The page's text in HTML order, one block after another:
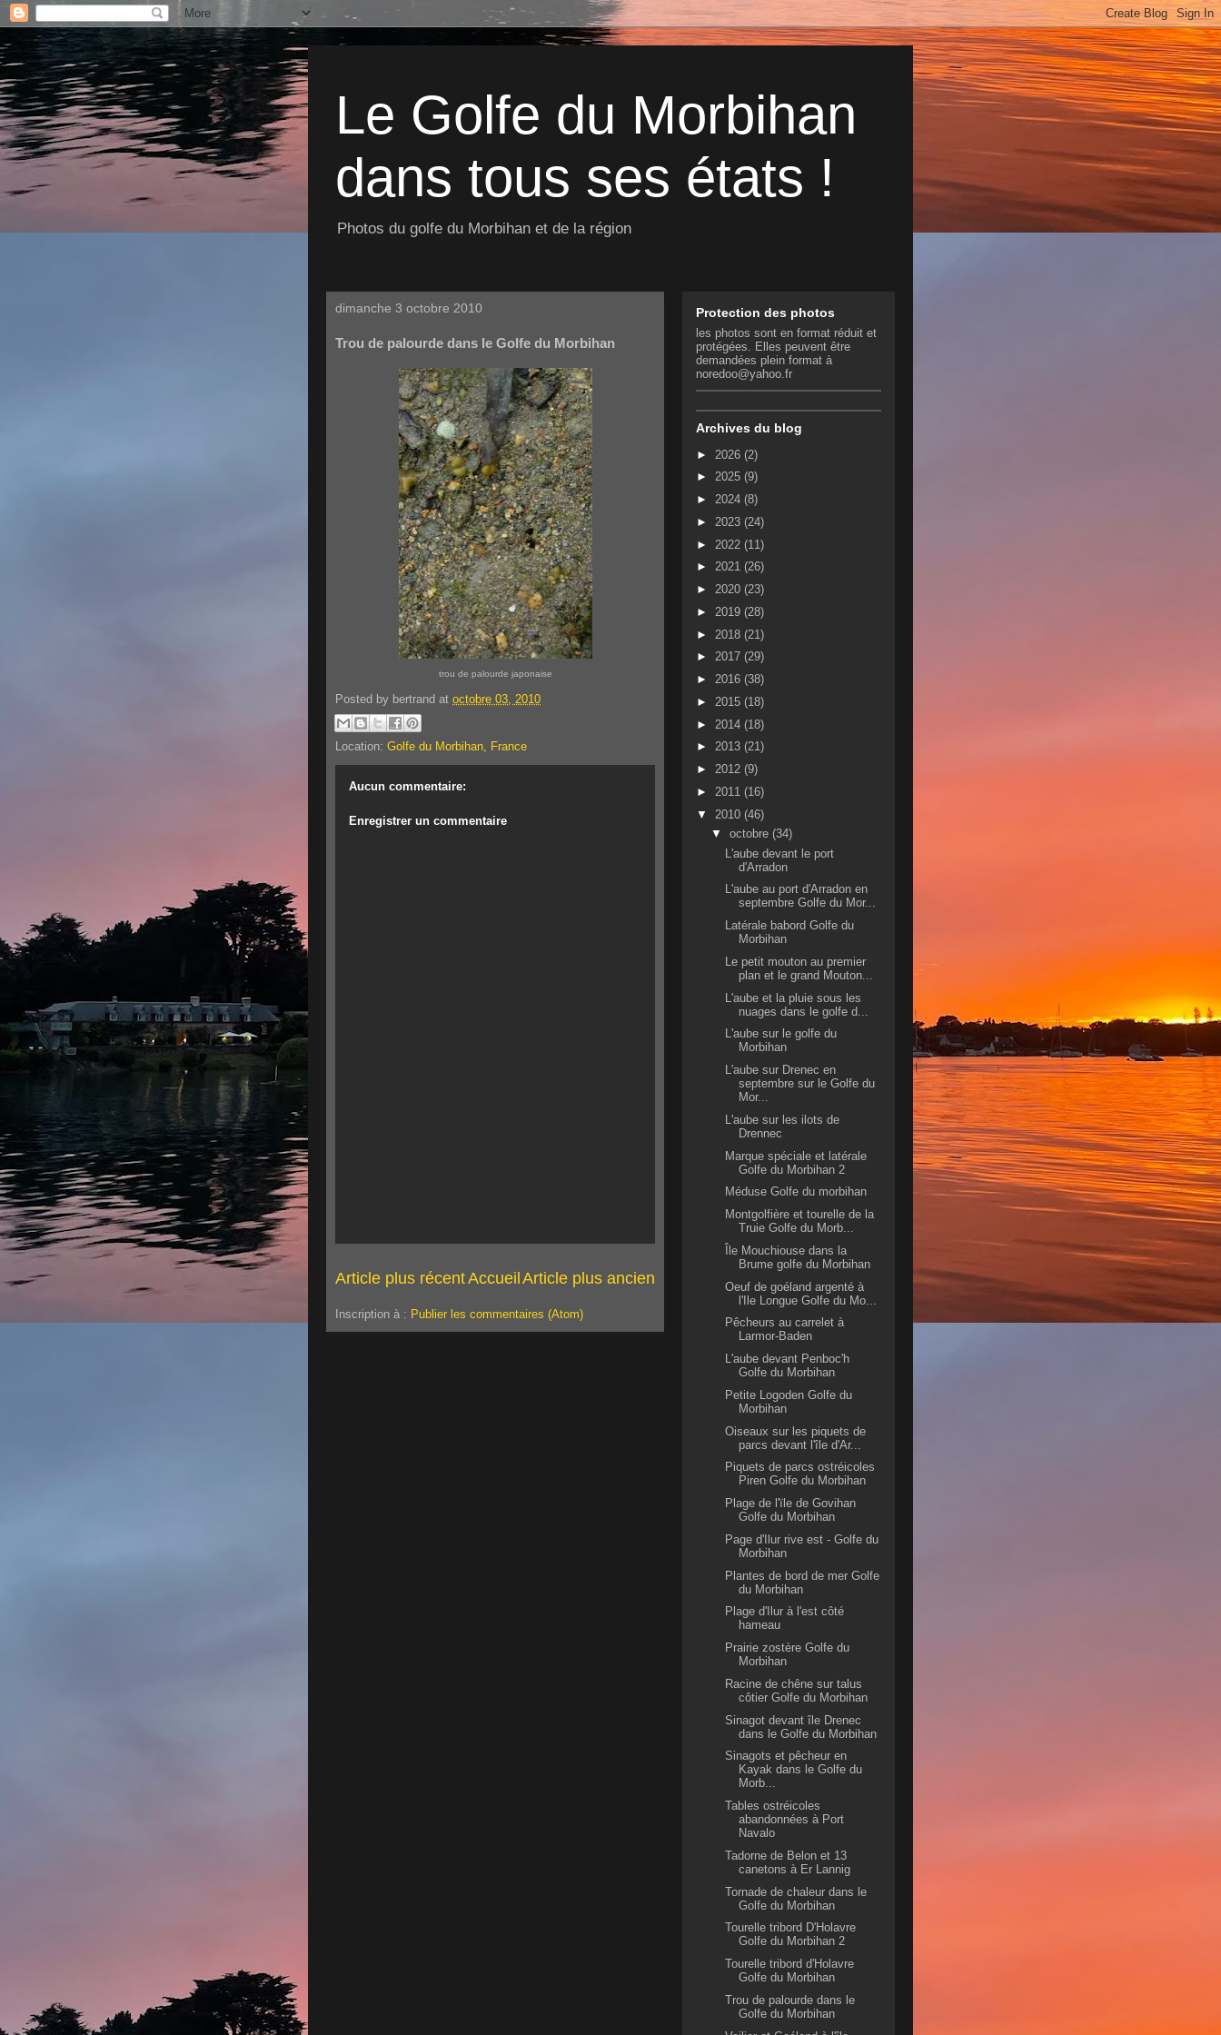
Le Golfe du Morbihan
dans tous ses états !
Photos du golfe du Morbihan et de la région
dimanche 3 octobre 2010
Trou de palourde dans le Golfe du Morbihan
trou de palourde japonaise
Posted by bertrand at octobre 03, 2010
Location: Golfe du Morbihan, France
Aucun commentaire:
Enregistrer un commentaire
Article plus récent Article plus ancien
Accueil
Inscription à : Publier les commentaires (Atom)
Protection des photos
les photos sont en format réduit et
protégées. Elles peuvent être
demandées plein format à
noredoo@yahoo.fr
Archives du blog
► 2026 (2)
► 2025 (9)
► 2024 (8)
► 2023 (24)
► 2022 (11)
► 2021 (26)
► 2020 (23)
► 2019 (28)
► 2018 (21)
► 2017 (29)
► 2016 (38)
► 2015 (18)
► 2014 (18)
► 2013 (21)
► 2012 (9)
► 2011 (16)
▼ 2010 (46)
▼ octobre (34)
L'aube devant le port
d'Arradon
L'aube au port d'Arradon en
septembre Golfe du Mor...
Latérale babord Golfe du
Morbihan
Le petit mouton au premier
plan et le grand Mouton...
L'aube et la pluie sous les
nuages dans le golfe d...
L'aube sur le golfe du
Morbihan
L'aube sur Drenec en
septembre sur le Golfe du
Mor...
L'aube sur les ilots de
Drennec
Marque spéciale et latérale
Golfe du Morbihan 2
Méduse Golfe du morbihan
Montgolfière et tourelle de la
Truie Golfe du Morb...
Île Mouchiouse dans la
Brume golfe du Morbihan
Oeuf de goéland argenté à
l'Ile Longue Golfe du Mo...
Pêcheurs au carrelet à
Larmor-Baden
L'aube devant Penboc'h
Golfe du Morbihan
Petite Logoden Golfe du
Morbihan
Oiseaux sur les piquets de
parcs devant l'île d'Ar...
Piquets de parcs ostréicoles
Piren Golfe du Morbihan
Plage de l'ïle de Govihan
Golfe du Morbihan
Page d'Ilur rive est - Golfe du
Morbihan
Plantes de bord de mer Golfe
du Morbihan
Plage d'Ilur à l'est côté
hameau
Prairie zostère Golfe du
Morbihan
Racine de chêne sur talus
côtier Golfe du Morbihan
Sinagot devant île Drenec
dans le Golfe du Morbihan
Sinagots et pêcheur en
Kayak dans le Golfe du
Morb...
Tables ostréicoles
abandonnées à Port
Navalo
Tadorne de Belon et 13
canetons à Er Lannig
Tornade de chaleur dans le
Golfe du Morbihan
Tourelle tribord D'Holavre
Golfe du Morbihan 2
Tourelle tribord d'Holavre
Golfe du Morbihan
Trou de palourde dans le
Golfe du Morbihan